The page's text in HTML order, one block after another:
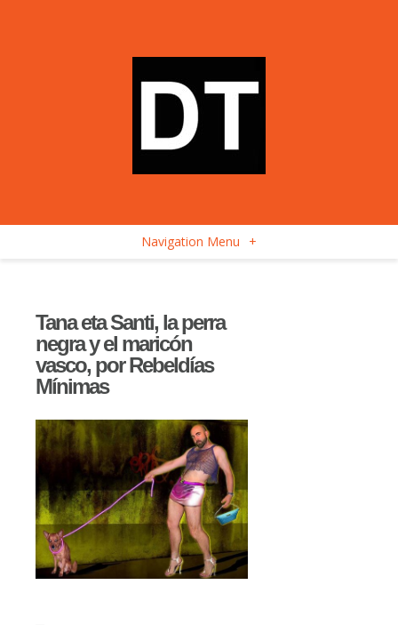
Navigation Menu +
Tana eta Santi, la perra
negra y el maricón
vasco, por Rebeldías
Mínimas